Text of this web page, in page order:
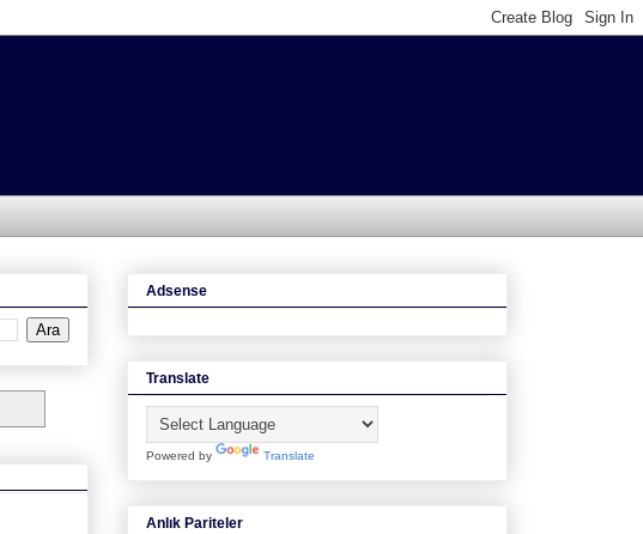
Adsense
Translate
Powered by Translate
Anlık Pariteler